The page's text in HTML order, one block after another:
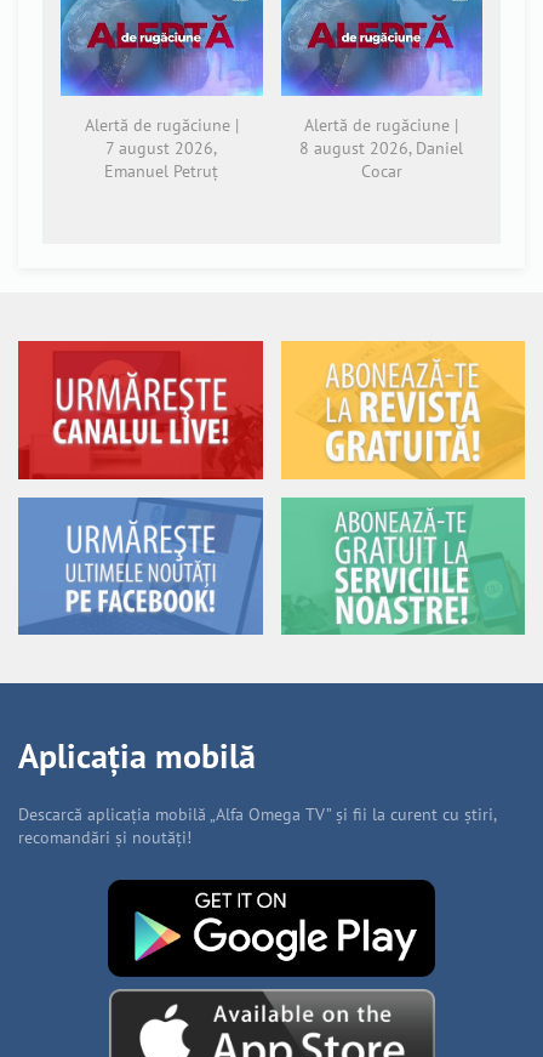
Alertă de rugăciune |
7 august 2026,
Emanuel Petruț
Alertă de rugăciune |
8 august 2026, Daniel
Cocar
Aplicația mobilă
Descarcă aplicația mobilă „Alfa Omega TV” și fii la curent cu știri,
recomandări și noutăți!